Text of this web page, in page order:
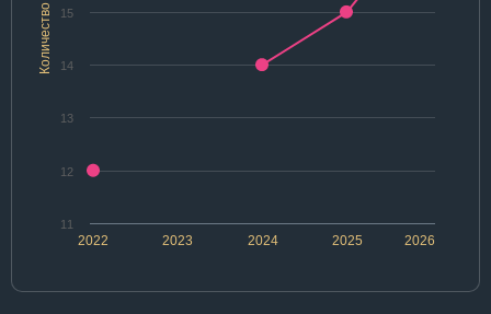
Количество
2022 2024 2026
2023 2025
11
12
13
14
15